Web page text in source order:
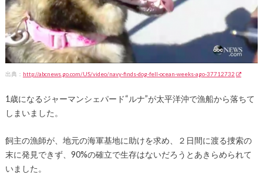
出典： http://abcnews.go.com/US/video/navy-finds-dog-fell-ocean-weeks-ago-37712732
1歳になるジャーマンシェパード“ルナ”が太平洋沖で漁船から落ちて
しまいました。
飼主の漁師が、地元の海軍基地に助けを求め、２日間に渡る捜索の
末に発見できず、90%の確立で生存はないだろうとあきらめられて
いました。